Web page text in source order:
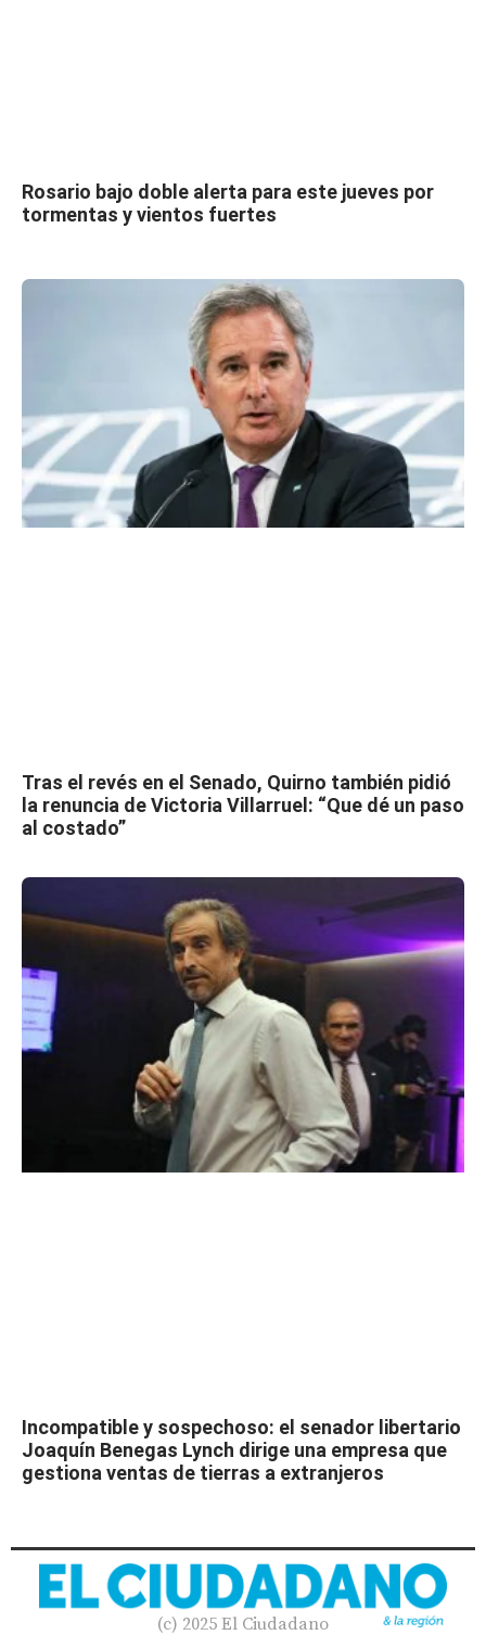
Rosario bajo doble alerta para este jueves por
tormentas y vientos fuertes
Tras el revés en el Senado, Quirno también pidió
la renuncia de Victoria Villarruel: “Que dé un paso
al costado”
Incompatible y sospechoso: el senador libertario
Joaquín Benegas Lynch dirige una empresa que
gestiona ventas de tierras a extranjeros
(c) 2025 El Ciudadano